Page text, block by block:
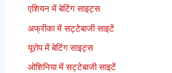
एशियन में बेटिंग साइट्स
अफ्रीका में सट्टेबाजी साइटें
यूरोप में बेटिंग साइट्स
ओशिनिया में सट्टेबाजी साइटें